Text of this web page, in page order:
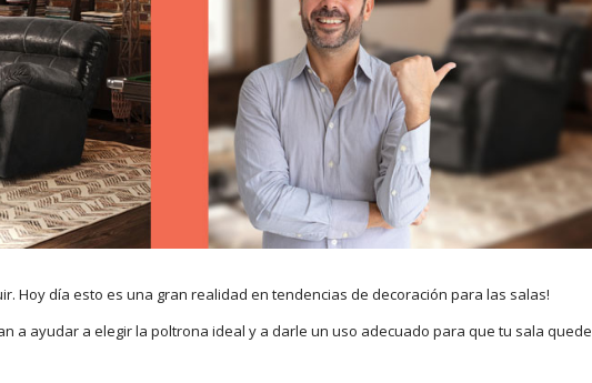
Hoy día esto es una gran realidad en tendencias de decoración para las salas!
a ayudar a elegir la poltrona ideal y a darle un uso adecuado para que tu sala quede